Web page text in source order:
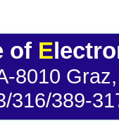
of E
8010
316/389-